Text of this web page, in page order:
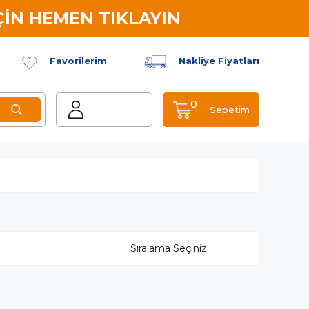
HEMEN TIKLAYIN
Favorilerim Nakliye Fiyatları
Sepetim
0